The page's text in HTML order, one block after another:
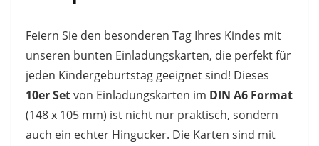
Feiern Sie den besonderen Tag Ihres Kindes mit
unseren bunten Einladungskarten, die perfekt für
jeden Kindergeburtstag geeignet sind! Dieses
10er Setvon Einladungskarten im DIN A6 Format
(148 x 105 mm) ist nicht nur praktisch, sondern
auch ein echter Hingucker. Die Karten sind mit